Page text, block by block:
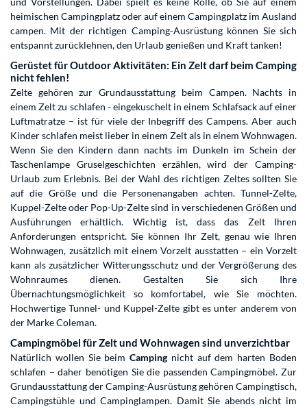
heimischen Campingplatz oder auf einem Campingplatz im Ausland
campen. Mit der richtigen Camping-Ausrüstung können Sie sich
entspannt zurücklehnen, den Urlaub genießen und Kraft tanken!
Gerüstet für Outdoor Aktivitäten: Ein Zelt darf beim Camping
nicht fehlen!
Zelte gehören zur Grundausstattung beim Campen. Nachts in
einem Zelt zu schlafen - eingekuschelt in einem Schlafsack auf einer
Luftmatratze – ist für viele der Inbegriff des Campens. Aber auch
Kinder schlafen meist lieber in einem Zelt als in einem Wohnwagen.
Wenn Sie den Kindern dann nachts im Dunkeln im Schein der
Taschenlampe Gruselgeschichten erzählen, wird der Camping-
Urlaub zum Erlebnis. Bei der Wahl des richtigen Zeltes sollten Sie
auf die Größe und die Personenangaben achten. Tunnel-Zelte,
Kuppel-Zelte oder Pop-Up-Zelte sind in verschiedenen Größen und
Ausführungen erhältlich. Wichtig ist, dass das Zelt Ihren
Anforderungen entspricht. Sie können Ihr Zelt, genau wie Ihren
Wohnwagen, zusätzlich mit einem Vorzelt ausstatten – ein Vorzelt
kann als zusätzlicher Witterungsschutz und der Vergrößerung des
Wohnraumes dienen. Gestalten Sie sich Ihre
Übernachtungsmöglichkeit so komfortabel, wie Sie möchten.
Hochwertige Tunnel- und Kuppel-Zelte gibt es unter anderem von
der Marke Coleman.
Campingmöbel für Zelt und Wohnwagen sind unverzichtbar
Natürlich wollen Sie beimCamping nicht auf dem harten Boden
schlafen – daher benötigen Sie die passenden Campingmöbel. Zur
Grundausstattung der Camping-Ausrüstung gehören Campingtisch,
Campingstühle und Campinglampen. Damit Sie abends nicht im